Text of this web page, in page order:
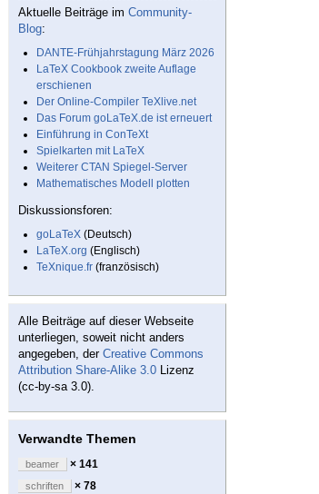
Aktuelle Beiträge im Community-
Blog:
DANTE-Frühjahrstagung März 2026
LaTeX Cookbook zweite Auflage
erschienen
Der Online-Compiler TeXlive.net
Das Forum goLaTeX.de ist erneuert
Einführung in ConTeXt
Spielkarten mit LaTeX
Weiterer CTAN Spiegel-Server
Mathematisches Modell plotten
Diskussionsforen:
goLaTeX (Deutsch)
LaTeX.org (Englisch)
TeXnique.fr (französisch)
Alle Beiträge auf dieser Webseite
unterliegen, soweit nicht anders
angegeben, der Creative Commons
Attribution Share-Alike 3.0 Lizenz
(cc-by-sa 3.0).
Verwandte Themen
beamer × 141
schriften × 78